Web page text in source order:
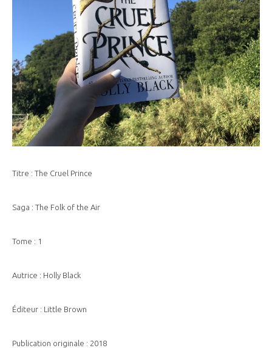
Titre : The Cruel Prince
Saga : The Folk of the Air
Tome : 1
Autrice : Holly Black
Éditeur : Little Brown
Publication originale : 2018